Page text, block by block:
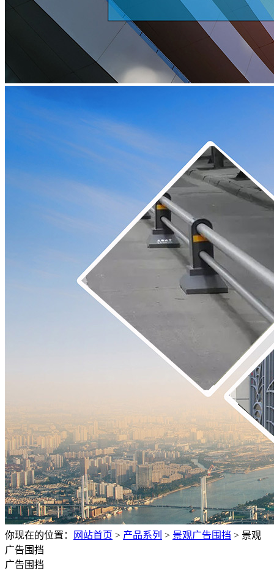
你现在的位置： 网站首页 > 产品系列 > 景观广告围挡 > 景观
广告围挡
广告围挡